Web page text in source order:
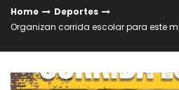
Home
Deportes
Organizan corrida escolar para este